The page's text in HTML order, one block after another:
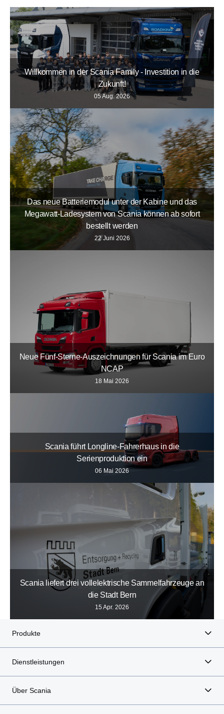
Willkommen in der Scania Family - Investition in die
Zukunft!
05 Aug. 2026
Das neue Batteriemodul unter der Kabine und das
Megawatt-Ladesystem von Scania können ab sofort
bestellt werden
22 Juni 2026
Neue Fünf-Sterne-Auszeichnungen für Scania im Euro
NCAP
18 Mai 2026
Scania führt Longline-Fahrerhaus in die
Serienproduktion ein
06 Mai 2026
Scania liefert drei vollelektrische Sammelfahrzeuge an
die Stadt Bern
15 Apr. 2026
Produkte
Dienstleistungen
Über Scania